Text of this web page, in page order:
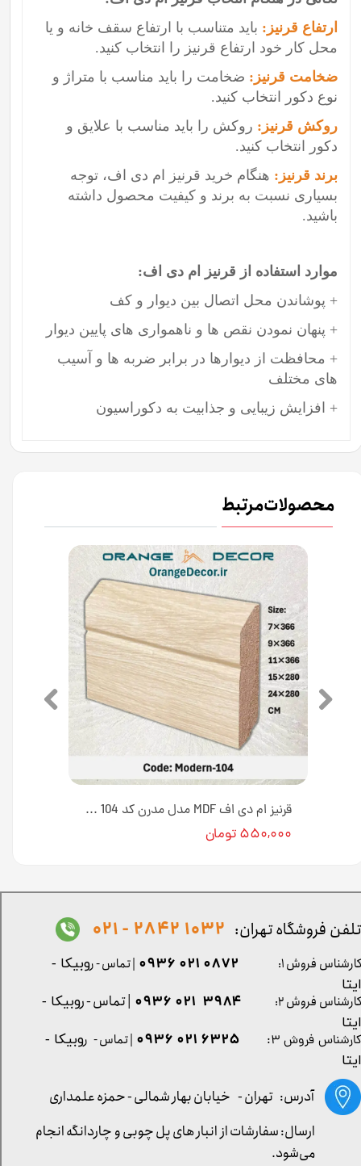
ارتفاع قرنیز: باید متناسب با ارتفاع سقف خانه و یا
محل کار خود ارتفاع قرنیز را انتخاب کنید.
ضخامت قرنیز: ضخامت را باید مناسب با متراژ و
نوع دکور انتخاب کنید.
روکش قرنیز: روکش را باید مناسب با علایق و
دکور انتخاب کنید.
برند قرنیز: هنگام خرید قرنیز ام دی اف، توجه
بسیاری نسبت به برند و کیفیت محصول داشته
باشید.
موارد استفاده از قرنیز ام دی اف:
+ پوشاندن محل اتصال بین دیوار و کف
+ پنهان نمودن نقص ها و ناهمواری های پایین دیوار
+ محافظت از دیوارها در برابر ضربه ها و آسیب
های مختلف
+ افزایش زیبایی و جذابیت به دکوراسیون
محصولات مرتبط
قرنیز ام دی اف MDF مدل مدرن کد 104 [انبار تهران]
۵۵۰,۰۰۰ تومان
کارشناس فروش ۳: ۶۳۲۵ ۰۲۱ ۰۹۳۶ | تماس - روبیکا -
ایتا
آدرس: تهران - خیابان بهار شمالی - حمزه علمداری
تلفن فروشگاه تهران: 1032 2842 - 021
کارشناس فروش ۱: 0872 021 0936 | تماس - روبیکا -
ایتا
کارشناس فروش ۲:
۳۹۸۴ ۰۲۱ ۰۹۳۶ | تماس - روبیکا -
ایتا
ارسال: سفارشات از انبار های پل چوبی و چاردانگه انجام
می‌شود.